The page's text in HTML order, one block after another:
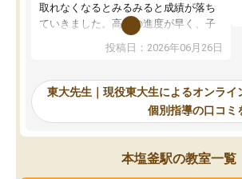
取れなくなるとみるみると成績が落ち
ていきました。高校の進度が早く、子
供も家に帰って勉強の話すると嫌な反
応を示します。東大先生にお願いして
れるので、親としても安心です。毎日
使える自習室とかもあり、わからない
ところがあれば先生が回答してくれる
のも重宝しています。
投稿日：2026年06月26日
東大先生｜現役東大生によるオンライ
個別指導の口コミ
本塩釜駅の教室一覧